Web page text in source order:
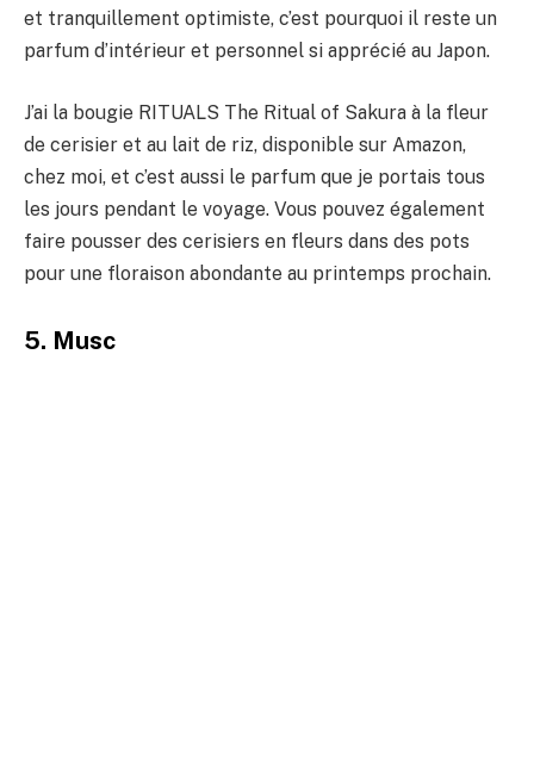
et tranquillement optimiste, c’est pourquoi il reste un
parfum d’intérieur et personnel si apprécié au Japon.
J’ai la bougie RITUALS The Ritual of Sakura à la fleur
de cerisier et au lait de riz, disponible sur Amazon,
chez moi, et c’est aussi le parfum que je portais tous
les jours pendant le voyage. Vous pouvez également
faire pousser des cerisiers en fleurs dans des pots
pour une floraison abondante au printemps prochain.
5. Musc